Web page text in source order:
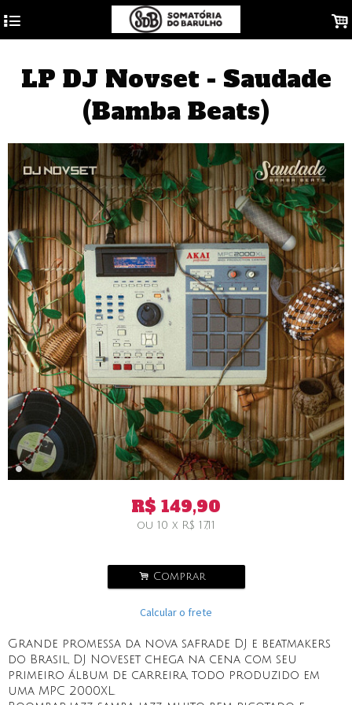
4 .
LP DJ Novset - Saudade
(Bamba Beats)
R$ 149,90
ou 10 x R$ 17,11
. Comprar
Calcular o frete
Grande promessa da nova safrade DJ e beatmakers
do Brasil, DJ Noveset chega na cena com seu
primeiro álbum de carreira, todo produzido em
uma MPC 2000XL.